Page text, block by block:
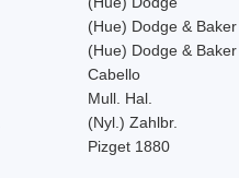
(Hue) Dodge & Baker
(Hue) Dodge & Baker
Cabello
Mull. Hal.
(Nyl.) Zahlbr.
Pizget 1880